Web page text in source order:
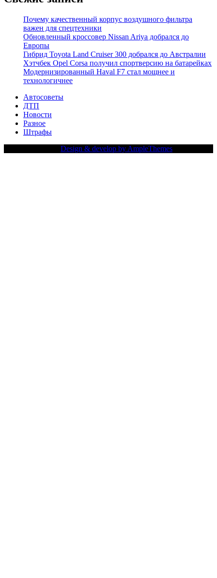
Почему качественный корпус воздушного фильтра
важен для спецтехники
Обновленный кроссовер Nissan Ariya добрался до
Европы
Гибрид Toyota Land Cruiser 300 добрался до Австралии
Хэтчбек Opel Corsa получил спортверсию на батарейках
Модернизированный Haval F7 стал мощнее и
технологичнее
Автосоветы
ДТП
Новости
Разное
Штрафы
Design & develop by AmpleThemes